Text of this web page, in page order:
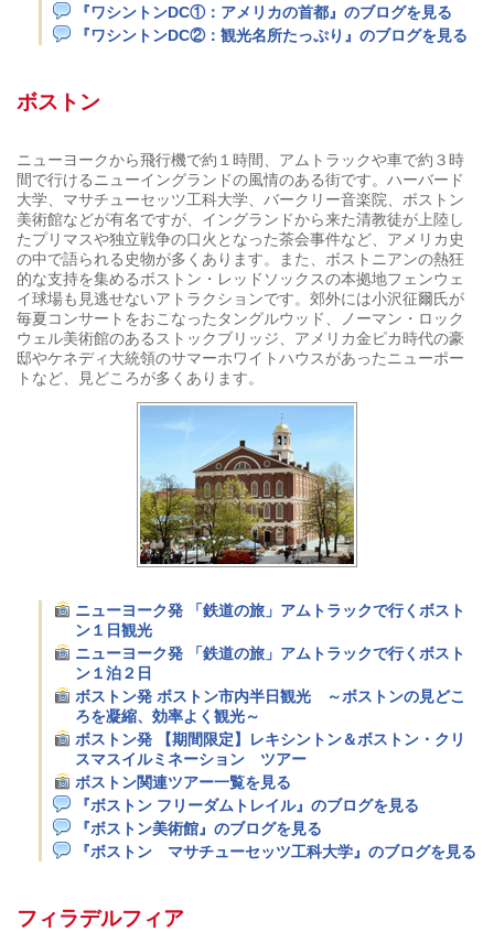
『ワシントンDC①：アメリカの首都』のブログを見る
『ワシントンDC②：観光名所たっぷり』のブログを見る
ボストン
ニューヨークから飛行機で約１時間、アムトラックや車で約３時
間で行けるニューイングランドの風情のある街です。ハーバード
大学、マサチューセッツ工科大学、バークリー音楽院、ボストン
美術館などが有名ですが、イングランドから来た清教徒が上陸し
たプリマスや独立戦争の口火となった茶会事件など、アメリカ史
の中で語られる史物が多くあります。また、ボストニアンの熱狂
的な支持を集めるボストン・レッドソックスの本拠地フェンウェ
イ球場も見逃せないアトラクションです。郊外には小沢征爾氏が
毎夏コンサートをおこなったタングルウッド、ノーマン・ロック
ウェル美術館のあるストックブリッジ、アメリカ金ピカ時代の豪
邸やケネディ大統領のサマーホワイトハウスがあったニューポー
トなど、見どころが多くあります。
ニューヨーク発 「鉄道の旅」アムトラックで行くボスト
ン１日観光
ニューヨーク発 「鉄道の旅」アムトラックで行くボスト
ン１泊２日
ボストン発 ボストン市内半日観光 ～ボストンの見どこ
ろを凝縮、効率よく観光～
ボストン発 【期間限定】レキシントン＆ボストン・クリ
スマスイルミネーション ツアー
ボストン関連ツアー一覧を見る
『ボストン フリーダムトレイル』のブログを見る
『ボストン美術館』のブログを見る
『ボストン マサチューセッツ工科大学』のブログを見る
フィラデルフィア